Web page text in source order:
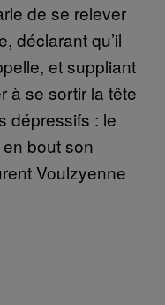
de se relever
déclarant qu’il
et suppliant
à se sortir la tête
dépressifs : le
bout son
Voulzyenne